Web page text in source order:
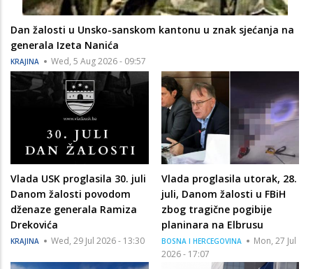
Dan žalosti u Unsko-sanskom kantonu u znak sjećanja na
generala Izeta Nanića
KRAJINA Wed, 5 Aug 2026 - 09:57
Vlada USK proglasila 30. juli
Danom žalosti povodom
dženaze generala Ramiza
Drekovića
KRAJINA Wed, 29 Jul 2026 - 13:30
Vlada proglasila utorak, 28.
juli, Danom žalosti u FBiH
zbog tragične pogibije
planinara na Elbrusu
BOSNA I HERCEGOVINA
Mon, 27 Jul
2026 - 17:07